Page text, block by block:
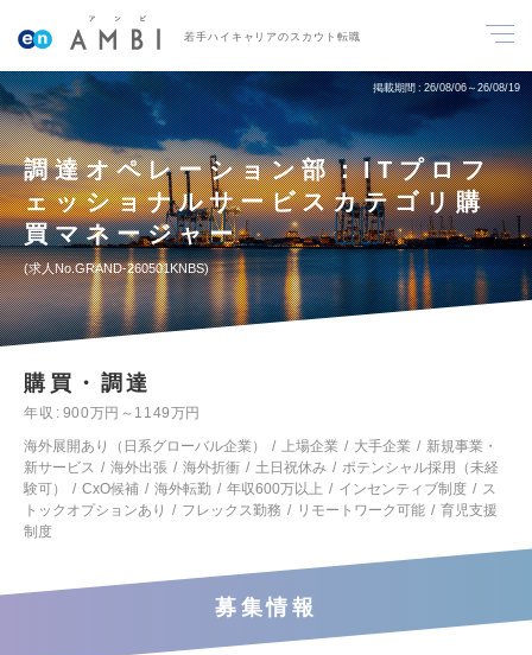
若手ハイキャリアのスカウト転職
掲載期間 26/08/06～26/08/19
調達オペレーション部：ITプロフ
ェッショナルサービスカテゴリ購
買マネージャー
求人No.GRAND-260501KNBS
購買・調達
年収
900万円～1149万円
海外展開あり（日系グローバル企業）
上場企業 大手企業
新規事業・
新サービス
海外出張 海外折衝 土日祝休み
ポテンシャル採用（未経
験可）
CxO候補 海外転勤 年収600万以上 インセンティブ制度
ス
トックオプションあり
フレックス勤務 リモートワーク可能
育児支援
制度
募集情報